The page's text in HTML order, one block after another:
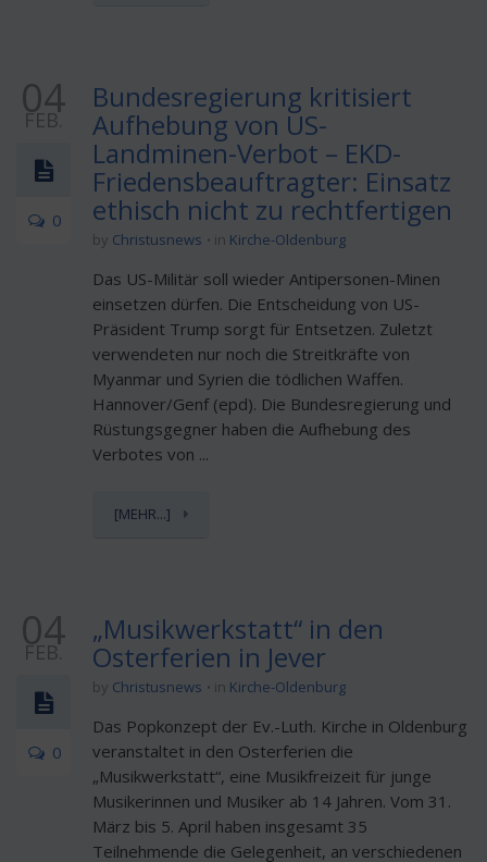
04
FEB.
0
Bundesregierung kritisiert
Aufhebung von US-
Landminen-Verbot – EKD-
Friedensbeauftragter: Einsatz
ethisch nicht zu rechtfertigen
by Christusnews in Kirche-Oldenburg
Das US-Militär soll wieder Antipersonen-Minen
einsetzen dürfen. Die Entscheidung von US-
Präsident Trump sorgt für Entsetzen. Zuletzt
verwendeten nur noch die Streitkräfte von
Myanmar und Syrien die tödlichen Waffen.
Hannover/Genf (epd). Die Bundesregierung und
Rüstungsgegner haben die Aufhebung des
Verbotes von ...
[MEHR...]
04
FEB.
0
„Musikwerkstatt“ in den
Osterferien in Jever
by Christusnews in Kirche-Oldenburg
Das Popkonzept der Ev.-Luth. Kirche in Oldenburg
veranstaltet in den Osterferien die
„Musikwerkstatt“, eine Musikfreizeit für junge
Musikerinnen und Musiker ab 14 Jahren. Vom 31.
März bis 5. April haben insgesamt 35
Teilnehmende die Gelegenheit, an verschiedenen